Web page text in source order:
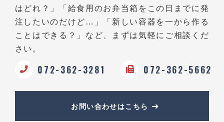
はどれ？」
「給食用のお弁当箱をこの日までに発
注したいのだけど…」
「新しい容器を一から作る
ことはできる？」など、
まずは気軽にご相談くだ
さい。
072-362-3281 072-362-5662
お問い合わせはこちら